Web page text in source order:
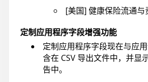
[美国] 健康保险流通与
定制应用程序字段增强功能
定制应用程序字段现在与应
含在 CSV 导出文件中，并显
告中。